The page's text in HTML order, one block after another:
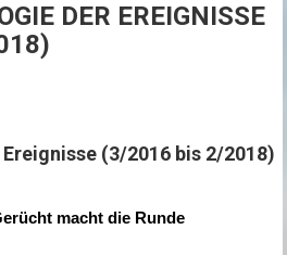
DER EREIGNISSE
(3/2016 bis 2/2018)
macht die Runde